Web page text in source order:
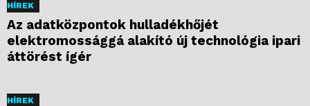
HÍREK
Az adatközpontok hulladékhőjét
elektromossággá alakító új technológia ipari
áttörést ígér
HÍREK